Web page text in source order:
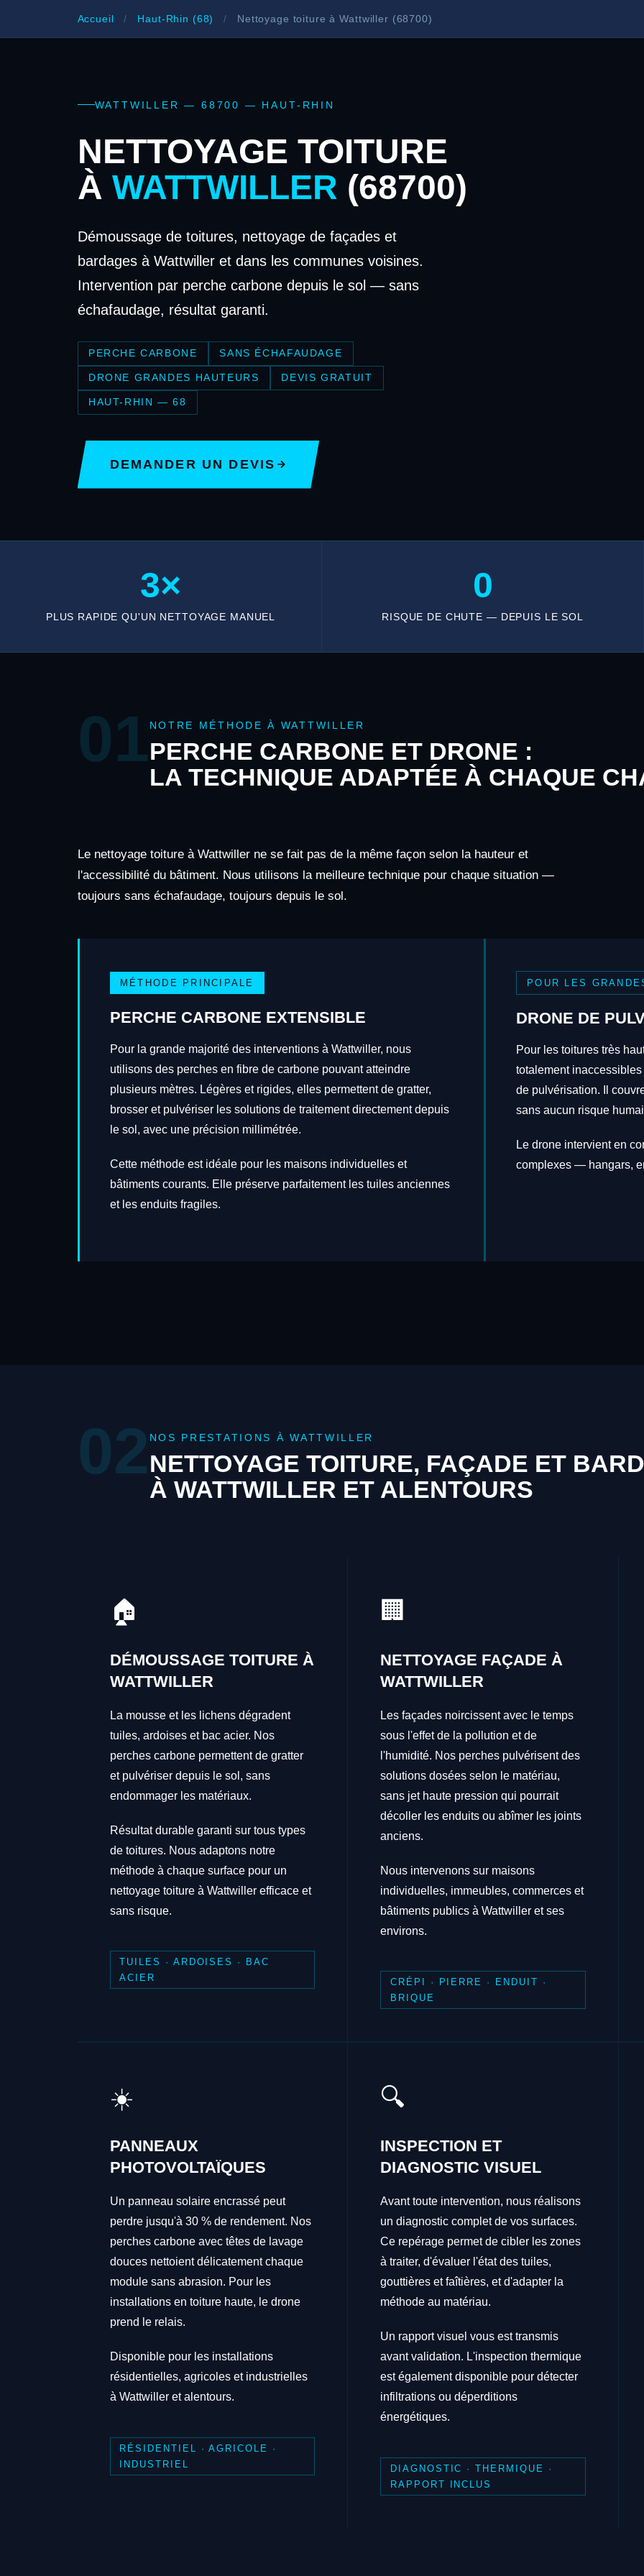
Accueil / Haut-Rhin (68) / Nettoyage toiture à Wattwiller (68700)
WATTWILLER — 68700 — HAUT-RHIN
NETTOYAGE TOITURE
À WATTWILLER (68700)
Démoussage de toitures, nettoyage de façades et
bardages à Wattwiller et dans les communes voisines.
Intervention par perche carbone depuis le sol — sans
échafaudage, résultat garanti.
PERCHE CARBONE SANS ÉCHAFAUDAGE
DRONE GRANDES HAUTEURS DEVIS GRATUIT
HAUT-RHIN — 68
DEMANDER UN DEVIS
3×
PLUS RAPIDE QU'UN NETTOYAGE MANUEL
0
RISQUE DE CHUTE — DEPUIS LE SOL
01 NOTRE MÉTHODE À WATTWILLER
PERCHE CARBONE ET DRONE :
LA TECHNIQUE ADAPTÉE À CHAQUE
Le nettoyage toiture à Wattwiller ne se fait pas de la même façon selon la hauteur et
l'accessibilité du bâtiment. Nous utilisons la meilleure technique pour chaque situation —
toujours sans échafaudage, toujours depuis le sol.
MÉTHODE PRINCIPALE
PERCHE CARBONE EXTENSIBLE
Pour la grande majorité des interventions à Wattwiller, nous
utilisons des perches en fibre de carbone pouvant atteindre
plusieurs mètres. Légères et rigides, elles permettent de gratter,
brosser et pulvériser les solutions de traitement directement depuis
le sol, avec une précision millimétrée.
Cette méthode est idéale pour les maisons individuelles et
bâtiments courants. Elle préserve parfaitement les tuiles anciennes
et les enduits fragiles.
POUR LES
DRONE DE
Pour les toitures très
totalement
de pulvérisation. Il
sans aucun risque
Le drone intervient en
complexes — hangars,
02 NOS PRESTATIONS À WATTWILLER
NETTOYAGE TOITURE, FAÇADE ET
À WATTWILLER ET ALENTOURS
🏠
DÉMOUSSAGE TOITURE À
WATTWILLER
La mousse et les lichens dégradent
tuiles, ardoises et bac acier. Nos
perches carbone permettent de gratter
et pulvériser depuis le sol, sans
endommager les matériaux.
Résultat durable garanti sur tous types
de toitures. Nous adaptons notre
méthode à chaque surface pour un
nettoyage toiture à Wattwiller efficace et
sans risque.
TUILES · ARDOISES · BAC
ACIER
🏢
NETTOYAGE FAÇADE À
WATTWILLER
Les façades noircissent avec le temps
sous l'effet de la pollution et de
l'humidité. Nos perches pulvérisent des
solutions dosées selon le matériau,
sans jet haute pression qui pourrait
décoller les enduits ou abîmer les joints
anciens.
Nous intervenons sur maisons
individuelles, immeubles, commerces et
bâtiments publics à Wattwiller et ses
environs.
CRÉPI · PIERRE · ENDUIT ·
BRIQUE
☀️
PANNEAUX
PHOTOVOLTAÏQUES
Un panneau solaire encrassé peut
perdre jusqu'à 30 % de rendement. Nos
perches carbone avec têtes de lavage
douces nettoient délicatement chaque
module sans abrasion. Pour les
installations en toiture haute, le drone
prend le relais.
Disponible pour les installations
résidentielles, agricoles et industrielles
à Wattwiller et alentours.
RÉSIDENTIEL · AGRICOLE ·
INDUSTRIEL
🔍
INSPECTION ET
DIAGNOSTIC VISUEL
Avant toute intervention, nous réalisons
un diagnostic complet de vos surfaces.
Ce repérage permet de cibler les zones
à traiter, d'évaluer l'état des tuiles,
gouttières et faîtières, et d'adapter la
méthode au matériau.
Un rapport visuel vous est transmis
avant validation. L'inspection thermique
est également disponible pour détecter
infiltrations ou déperditions
énergétiques.
DIAGNOSTIC · THERMIQUE ·
RAPPORT INCLUS